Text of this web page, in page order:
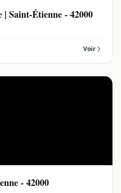
Saint-Étienne - 42000
Voir
- 42000